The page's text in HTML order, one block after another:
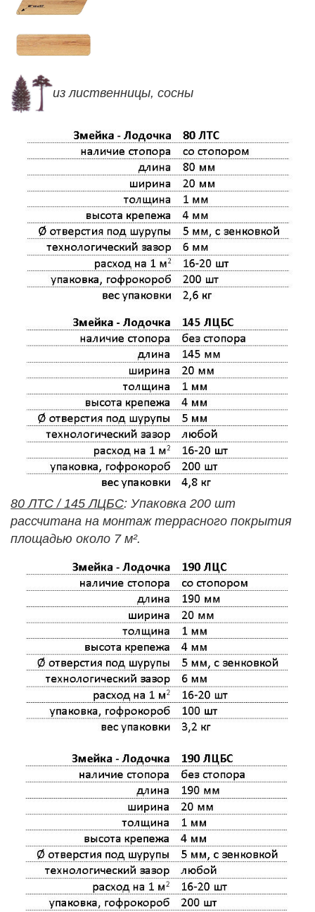
из лиственницы, сосны
80 ЛТС / 145 ЛЦБС: Упаковка 200 шт
рассчитана на монтаж террасного покрытия
площадью около 7 м².